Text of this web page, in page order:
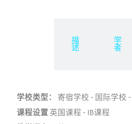
描
述
学
者
学校类型： 寄宿学校 - 国际学校 -
课程设置 英国课程 - IB课程